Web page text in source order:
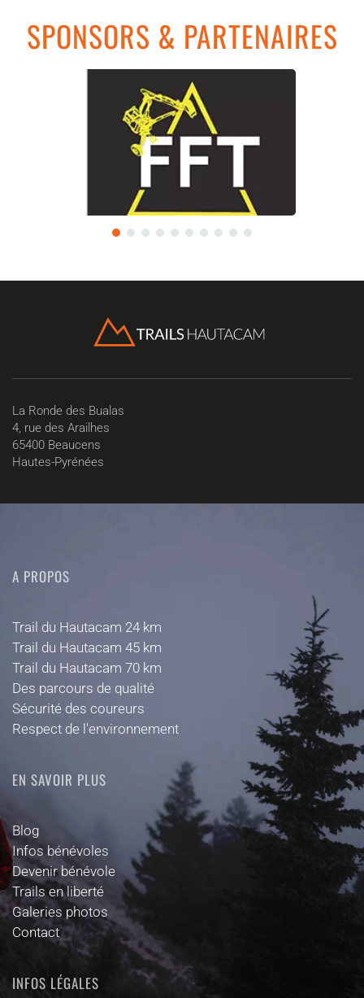
SPONSORS & PARTENAIRES
La Ronde des Bualas
4, rue des Arailhes
65400 Beaucens
Hautes-Pyrénées
A PROPOS
Trail du Hautacam 24 km
Trail du Hautacam 45 km
Trail du Hautacam 70 km
Des parcours de qualité
Sécurité des coureurs
Respect de l'environnement
EN SAVOIR PLUS
Blog
Infos bénévoles
Devenir bénévole
Trails en liberté
Galeries photos
Contact
INFOS LÉGALES